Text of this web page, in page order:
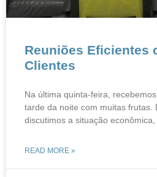
Reuniões Eficientes
Clientes
Na última quinta-feira,
tarde da noite com muitas frutas.
discutimos a situação econômica,
READ MORE »